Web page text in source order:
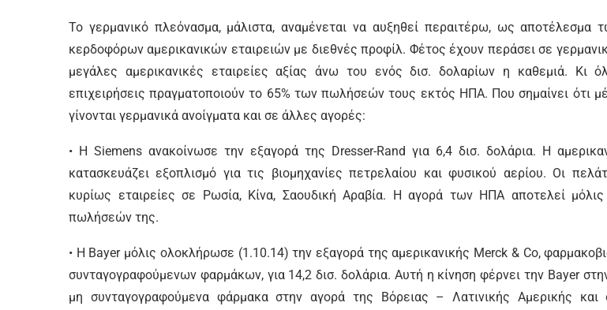
Το γερμανικό πλεόνασμα, μάλιστα, αναμένεται να αυξηθεί περαιτέρω, ως αποτέλεσμα
κερδοφόρων αμερικανικών εταιρειών με διεθνές προφίλ. Φέτος έχουν περάσει σε
μεγάλες αμερικανικές εταιρείες αξίας άνω του ενός δισ. δολαρίων η καθεμιά. Κι
επιχειρήσεις πραγματοποιούν το 65% των πωλήσεών τους εκτός ΗΠΑ. Που σημαίνει ότι
γίνονται γερμανικά ανοίγματα και σε άλλες αγορές:
• Η Siemens ανακοίνωσε την εξαγορά της Dresser-Rand για 6,4 δισ. δολάρια. Η
κατασκευάζει εξοπλισμό για τις βιομηχανίες πετρελαίου και φυσικού αερίου. Οι
κυρίως εταιρείες σε Ρωσία, Κίνα, Σαουδική Αραβία. Η αγορά των ΗΠΑ αποτελεί
πωλήσεών της.
• Η Bayer μόλις ολοκλήρωσε (1.10.14) την εξαγορά της αμερικανικής Merck & Co,
συνταγογραφούμενων φαρμάκων, για 14,2 δισ. δολάρια. Αυτή η κίνηση φέρνει την Bayer
μη συνταγογραφούμενα φάρμακα στην αγορά της Βόρειας – Λατινικής Αμερικής